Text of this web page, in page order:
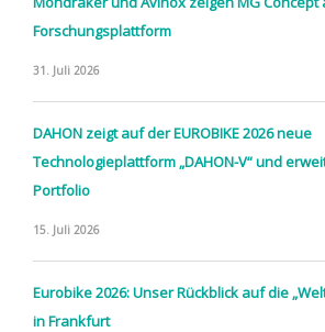
Forschungsplattform
31. Juli 2026
DAHON zeigt auf der EUROBIKE 2026 neue
Technologieplattform „DAHON-V“ und
Portfolio
15. Juli 2026
Eurobike 2026: Unser Rückblick auf die
in Frankfurt